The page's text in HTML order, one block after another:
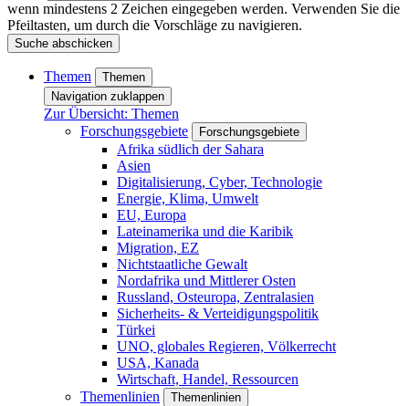
wenn mindestens 2 Zeichen eingegeben werden. Verwenden Sie die
Pfeiltasten, um durch die Vorschläge zu navigieren.
Suche abschicken
Themen
Themen
Navigation zuklappen
Zur Übersicht: Themen
Forschungsgebiete
Forschungsgebiete
Afrika südlich der Sahara
Asien
Digitalisierung, Cyber, Technologie
Energie, Klima, Umwelt
EU, Europa
Lateinamerika und die Karibik
Migration, EZ
Nichtstaatliche Gewalt
Nordafrika und Mittlerer Osten
Russland, Osteuropa, Zentralasien
Sicherheits- & Verteidigungspolitik
Türkei
UNO, globales Regieren, Völkerrecht
USA, Kanada
Wirtschaft, Handel, Ressourcen
Themenlinien
Themenlinien